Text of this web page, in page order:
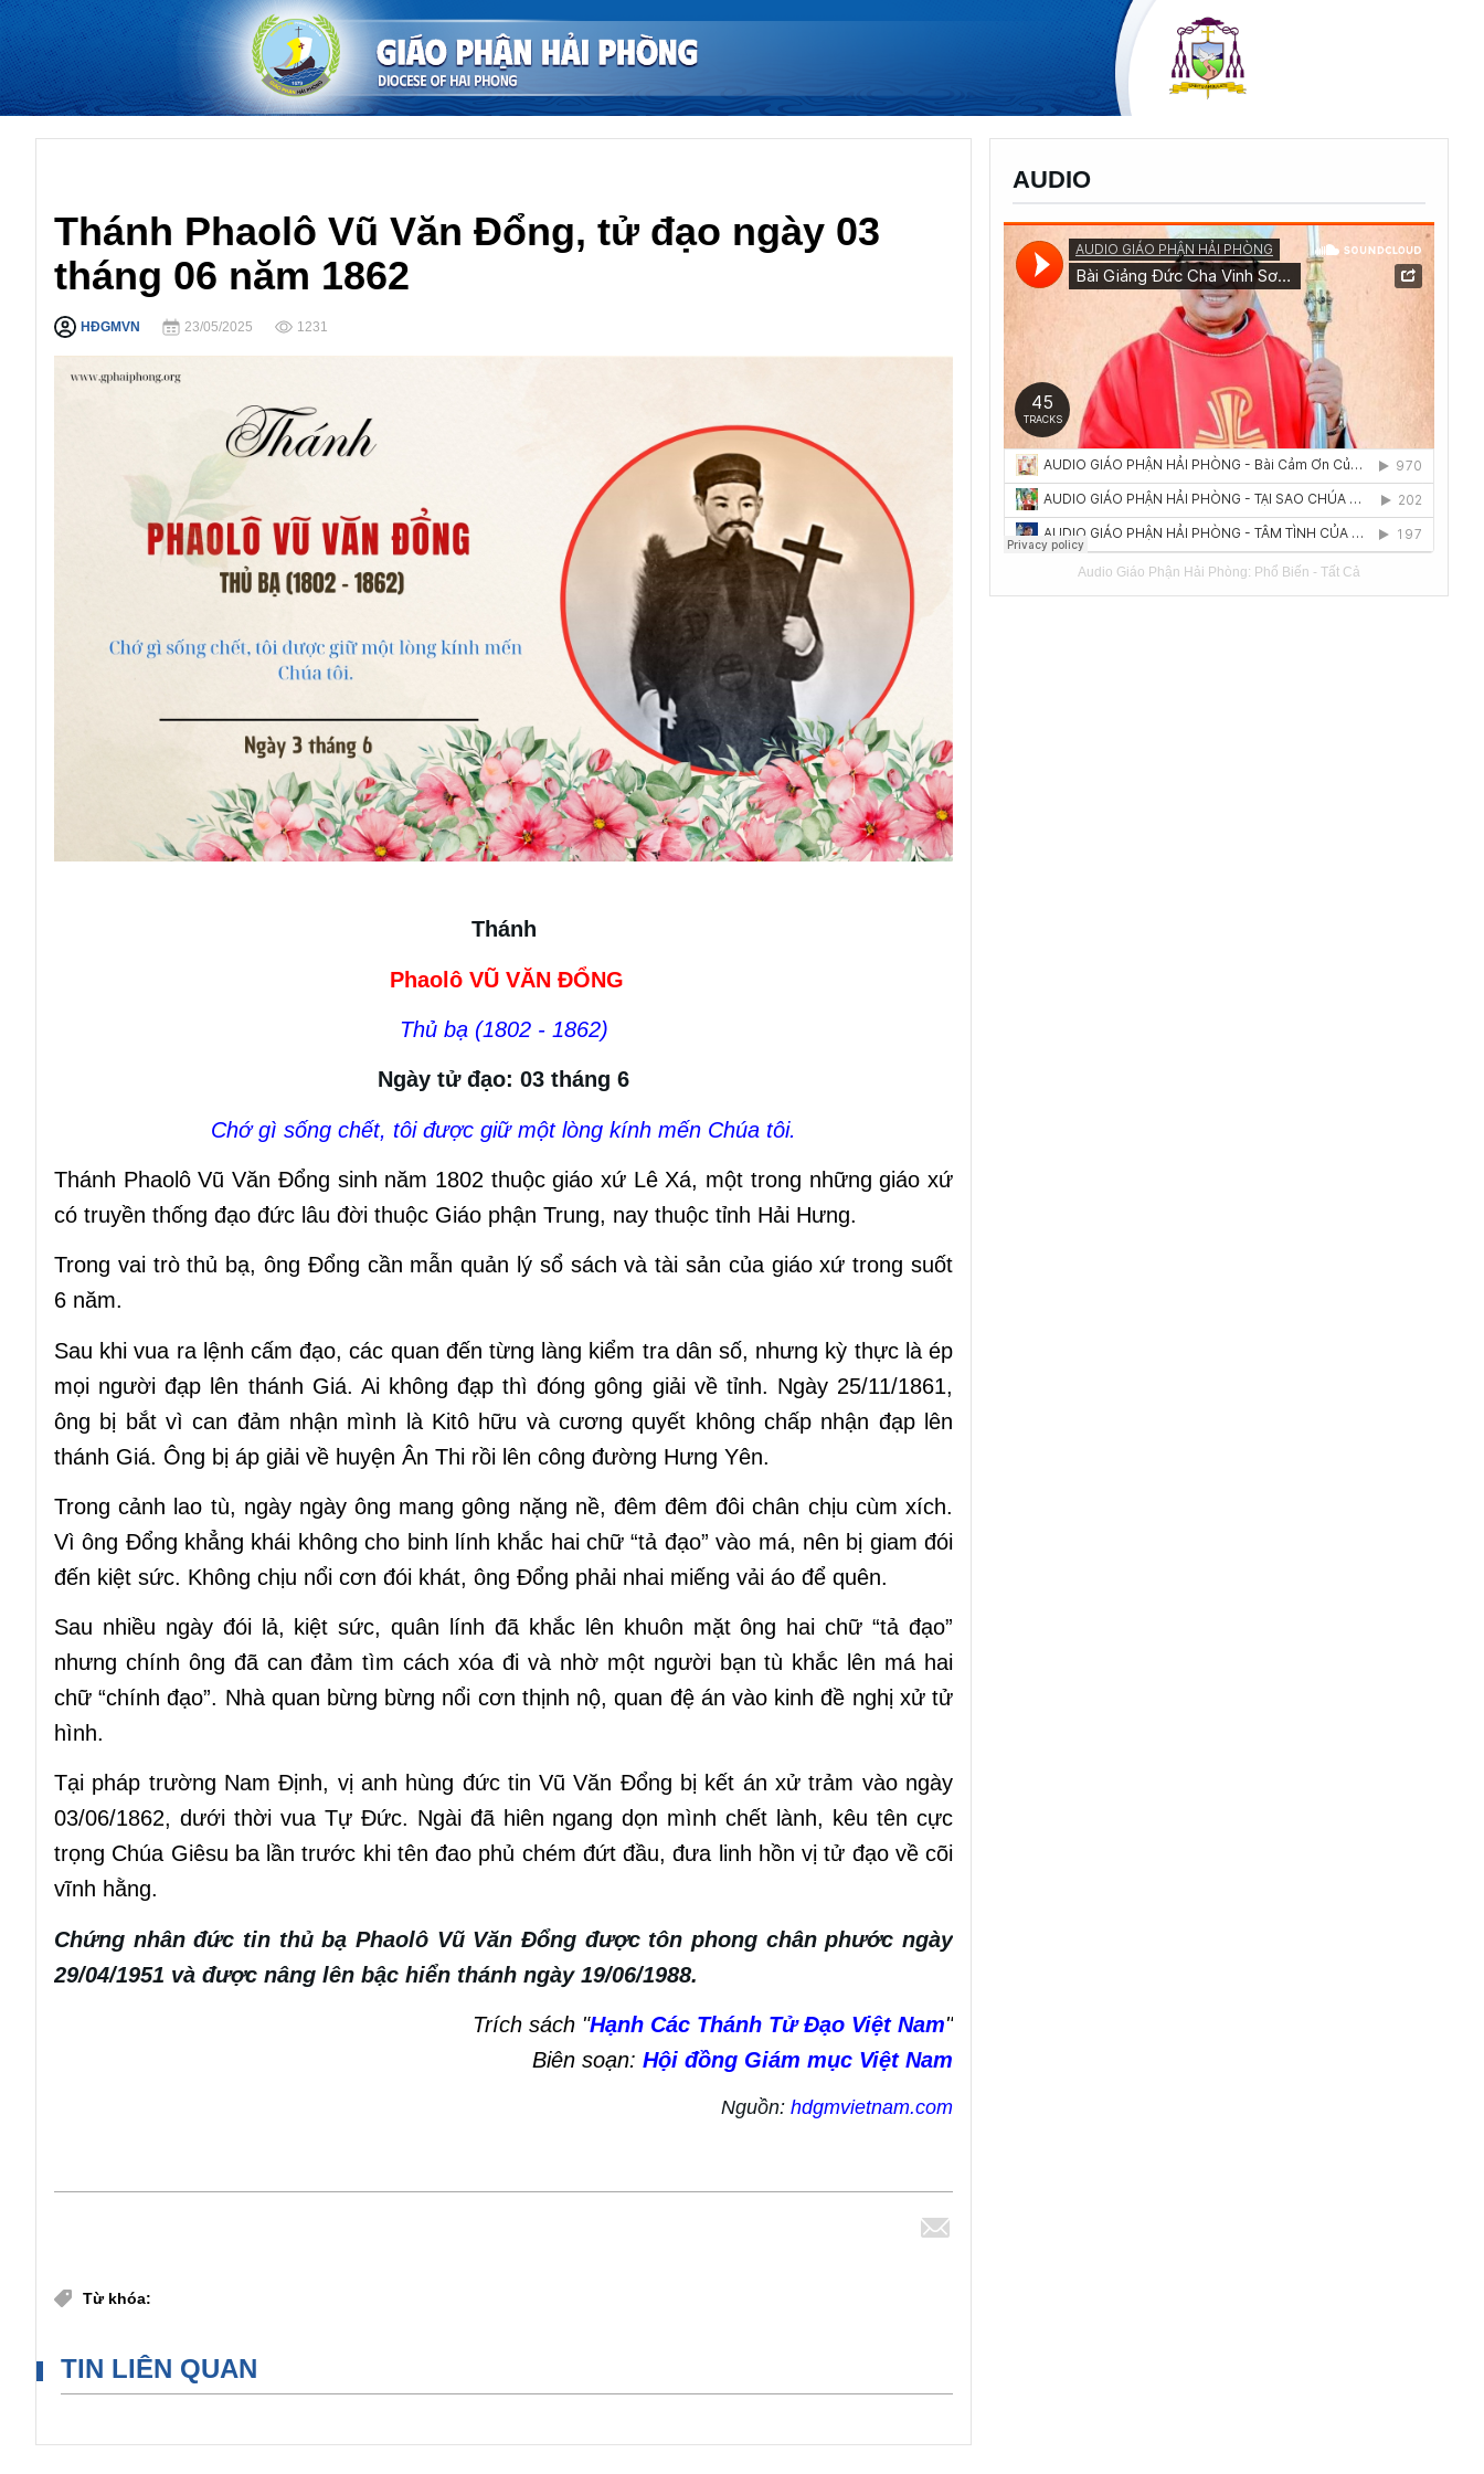
Thánh Phaolô Vũ Văn Đổng, tử đạo ngày 03
tháng 06 năm 1862
HĐGMVN 23/05/2025 1231
Thánh
Phaolô VŨ VĂN ĐỔNG
Thủ bạ (1802 - 1862)
Ngày tử đạo: 03 tháng 6
Chớ gì sống chết, tôi được giữ một lòng kính mến Chúa tôi.
Thánh Phaolô Vũ Văn Đổng sinh năm 1802 thuộc giáo xứ Lê Xá, một trong những giáo xứ
có truyền thống đạo đức lâu đời thuộc Giáo phận Trung, nay thuộc tỉnh Hải Hưng.
Trong vai trò thủ bạ, ông Đổng cần mẫn quản lý sổ sách và tài sản của giáo xứ trong suốt
6 năm.
Sau khi vua ra lệnh cấm đạo, các quan đến từng làng kiểm tra dân số, nhưng kỳ thực là ép
mọi người đạp lên thánh Giá. Ai không đạp thì đóng gông giải về tỉnh. Ngày 25/11/1861,
ông bị bắt vì can đảm nhận mình là Kitô hữu và cương quyết không chấp nhận đạp lên
thánh Giá. Ông bị áp giải về huyện Ân Thi rồi lên công đường Hưng Yên.
Trong cảnh lao tù, ngày ngày ông mang gông nặng nề, đêm đêm đôi chân chịu cùm xích.
Vì ông Đổng khẳng khái không cho binh lính khắc hai chữ “tả đạo” vào má, nên bị giam đói
đến kiệt sức. Không chịu nổi cơn đói khát, ông Đổng phải nhai miếng vải áo để quên.
Sau nhiều ngày đói lả, kiệt sức, quân lính đã khắc lên khuôn mặt ông hai chữ “tả đạo”
nhưng chính ông đã can đảm tìm cách xóa đi và nhờ một người bạn tù khắc lên má hai
chữ “chính đạo”. Nhà quan bừng bừng nổi cơn thịnh nộ, quan đệ án vào kinh đề nghị xử tử
hình.
Tại pháp trường Nam Định, vị anh hùng đức tin Vũ Văn Đổng bị kết án xử trảm vào ngày
03/06/1862, dưới thời vua Tự Đức. Ngài đã hiên ngang dọn mình chết lành, kêu tên cực
trọng Chúa Giêsu ba lần trước khi tên đao phủ chém đứt đầu, đưa linh hồn vị tử đạo về cõi
vĩnh hằng.
Chứng nhân đức tin thủ bạ Phaolô Vũ Văn Ðổng được tôn phong chân phước ngày
29/04/1951 và được nâng lên bậc hiển thánh ngày 19/06/1988.
Trích sách "Hạnh Các Thánh Tử Đạo Việt Nam"
Biên soạn: Hội đồng Giám mục Việt Nam
Nguồn: hdgmvietnam.com
Từ khóa:
TIN LIÊN QUAN
AUDIO
Audio Giáo Phận Hải Phòng: Phổ Biến - Tất Cả